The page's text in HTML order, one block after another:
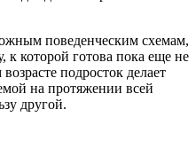
поведенческим схемам,
к которой готова пока еще не
подросток делает
на протяжении всей
другой.